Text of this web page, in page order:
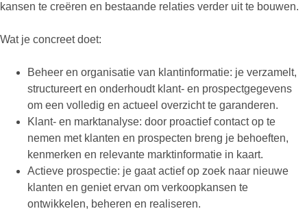
kansen te creëren en bestaande relaties verder uit te bouwen.
Wat je concreet doet:
Beheer en organisatie van klantinformatie: je verzamelt,
structureert en onderhoudt klant- en prospectgegevens
om een volledig en actueel overzicht te garanderen.
Klant- en marktanalyse: door proactief contact op te
nemen met klanten en prospecten breng je behoeften,
kenmerken en relevante marktinformatie in kaart.
Actieve prospectie: je gaat actief op zoek naar nieuwe
klanten en geniet ervan om verkoopkansen te
ontwikkelen, beheren en realiseren.